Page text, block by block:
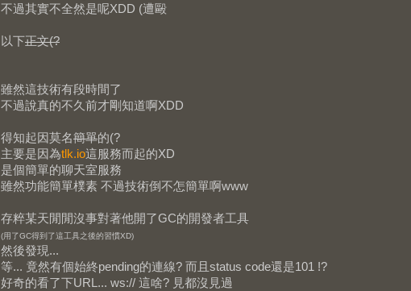
不過其實不全然是呢XDD (遭毆
以下正文(?
雖然這技術有段時間了
不過說真的不久前才剛知道啊XDD
得知起因莫名簡單的(?
主要是因為tlk.io這服務而起的XD
是個簡單的聊天室服務
雖然功能簡單樸素 不過技術倒不怎簡單啊www
存粹某天閒閒沒事對著他開了GC的開發者工具
(用了GC得到了這工具之後的習慣XD)
然後發現...
等... 竟然有個始終pending的連線? 而且status code還是101 !?
好奇的看了下URL... ws:// 這啥? 見都沒見過